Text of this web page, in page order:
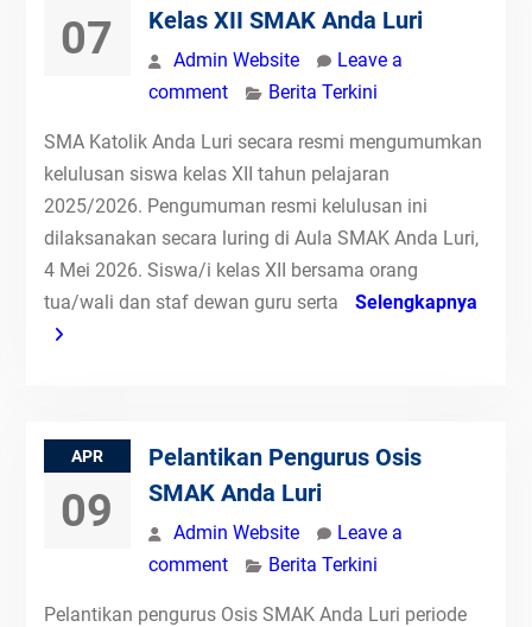
07
Kelas XII SMAK Anda Luri
Admin Website
Leave a
comment
Berita Terkini
SMA Katolik Anda Luri secara resmi mengumumkan
kelulusan siswa kelas XII tahun pelajaran
2025/2026. Pengumuman resmi kelulusan ini
dilaksanakan secara luring di Aula SMAK Anda Luri,
4 Mei 2026. Siswa/i kelas XII bersama orang
tua/wali dan staf dewan guru serta
Selengkapnya
APR
09
Pelantikan Pengurus Osis
SMAK Anda Luri
Admin Website
Leave a
comment
Berita Terkini
Pelantikan pengurus Osis SMAK Anda Luri periode